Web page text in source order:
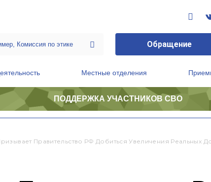
Обращение
Местные отделения
ПОДДЕРЖКА УЧАСТНИКОВ СВО
Правительство РФ Добиться Увеличения Реальных